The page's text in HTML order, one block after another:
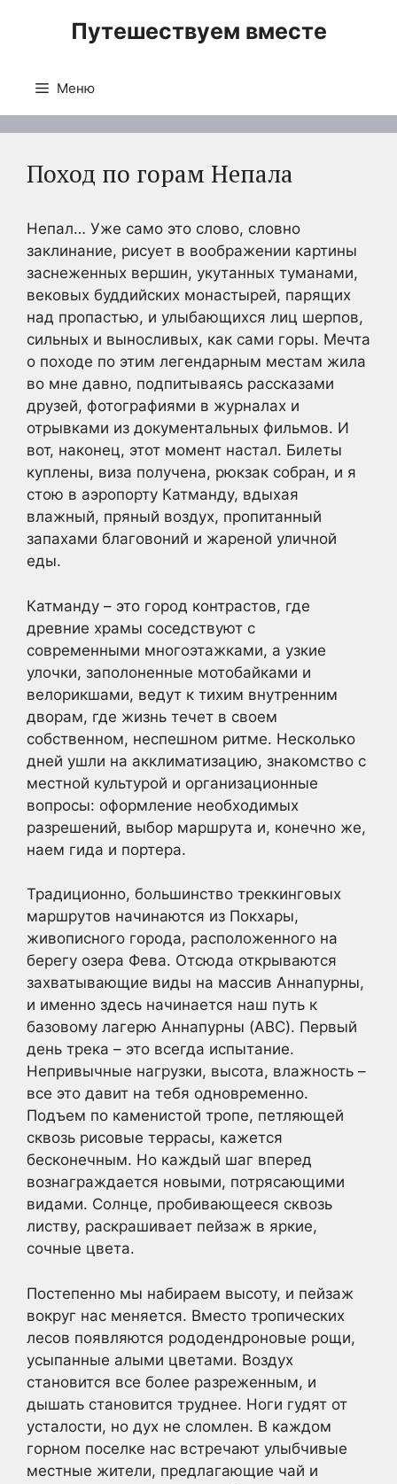
Путешествуем вместе
Меню
Поход по горам Непала
Непал… Уже само это слово, словно
заклинание, рисует в воображении картины
заснеженных вершин, укутанных туманами,
вековых буддийских монастырей, парящих
над пропастью, и улыбающихся лиц шерпов,
сильных и выносливых, как сами горы. Мечта
о походе по этим легендарным местам жила
во мне давно, подпитываясь рассказами
друзей, фотографиями в журналах и
отрывками из документальных фильмов. И
вот, наконец, этот момент настал. Билеты
куплены, виза получена, рюкзак собран, и я
стою в аэропорту Катманду, вдыхая
влажный, пряный воздух, пропитанный
запахами благовоний и жареной уличной
еды.
Катманду – это город контрастов, где
древние храмы соседствуют с
современными многоэтажками, а узкие
улочки, заполоненные мотобайками и
велорикшами, ведут к тихим внутренним
дворам, где жизнь течет в своем
собственном, неспешном ритме. Несколько
дней ушли на акклиматизацию, знакомство с
местной культурой и организационные
вопросы: оформление необходимых
разрешений, выбор маршрута и, конечно же,
наем гида и портера.
Традиционно, большинство треккинговых
маршрутов начинаются из Покхары,
живописного города, расположенного на
берегу озера Фева. Отсюда открываются
захватывающие виды на массив Аннапурны,
и именно здесь начинается наш путь к
базовому лагерю Аннапурны (ABC). Первый
день трека – это всегда испытание.
Непривычные нагрузки, высота, влажность –
все это давит на тебя одновременно.
Подъем по каменистой тропе, петляющей
сквозь рисовые террасы, кажется
бесконечным. Но каждый шаг вперед
вознаграждается новыми, потрясающими
видами. Солнце, пробивающееся сквозь
листву, раскрашивает пейзаж в яркие,
сочные цвета.
Постепенно мы набираем высоту, и пейзаж
вокруг нас меняется. Вместо тропических
лесов появляются рододендроновые рощи,
усыпанные алыми цветами. Воздух
становится все более разреженным, и
дышать становится труднее. Ноги гудят от
усталости, но дух не сломлен. В каждом
горном поселке нас встречают улыбчивые
местные жители, предлагающие чай и